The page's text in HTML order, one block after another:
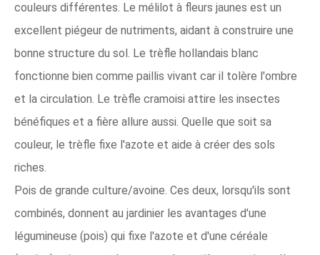
couleurs différentes. Le mélilot à fleurs jaunes est un
excellent piégeur de nutriments, aidant à construire une
bonne structure du sol. Le trèfle hollandais blanc
fonctionne bien comme paillis vivant car il tolère l'ombre
et la circulation. Le trèfle cramoisi attire les insectes
bénéfiques et a fière allure aussi. Quelle que soit sa
couleur, le trèfle fixe l'azote et aide à créer des sols
riches.
Pois de grande culture/avoine. Ces deux, lorsqu'ils sont
combinés, donnent au jardinier les avantages d'une
légumineuse (pois) qui fixe l'azote et d'une céréale